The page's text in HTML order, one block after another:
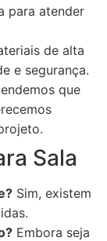
para atender
de alta
e segurança.
que
Sala
Sim, existem
Embora seja